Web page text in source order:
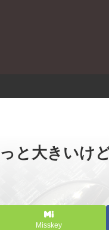
と大きいけ
Misskey